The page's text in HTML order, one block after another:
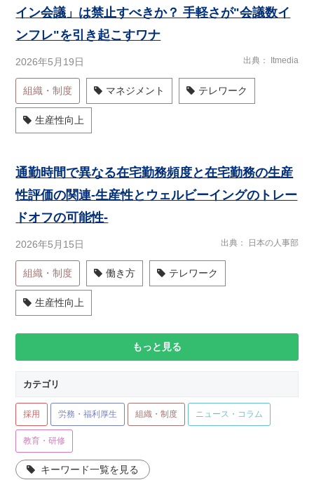
イン会議」は禁止すべきか？ 手軽さが"会議数イ
ンフレ"を引き起こすワナ
2026年5月19日 出典 Itmedia
組織・制度 マネジメント テレワーク
生産性向上
通勤時間で異なる在宅勤務頻度と在宅勤務の生産
性評価の関連-生産性とウェルビーイングのトレー
ドオフの可能性-
2026年5月15日 出典 日本の人事部
組織・制度 働き方 テレワーク
生産性向上
もっと見る
カテゴリ
採用 労務・福利厚生 組織・制度 ニュース・コラム
教育・研修
キーワード一覧を見る